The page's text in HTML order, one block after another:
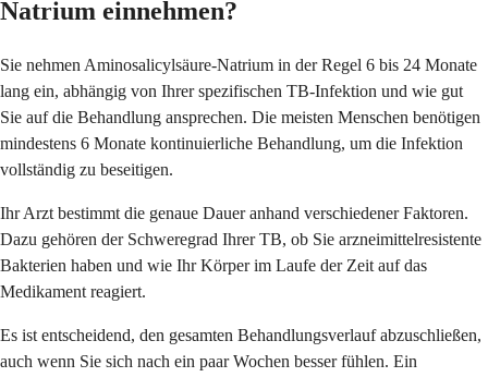
Natrium einnehmen?
Sie nehmen Aminosalicylsäure-Natrium in der Regel 6 bis 24 Monate
lang ein, abhängig von Ihrer spezifischen TB-Infektion und wie gut
Sie auf die Behandlung ansprechen. Die meisten Menschen benötigen
mindestens 6 Monate kontinuierliche Behandlung, um die Infektion
vollständig zu beseitigen.
Ihr Arzt bestimmt die genaue Dauer anhand verschiedener Faktoren.
Dazu gehören der Schweregrad Ihrer TB, ob Sie arzneimittelresistente
Bakterien haben und wie Ihr Körper im Laufe der Zeit auf das
Medikament reagiert.
Es ist entscheidend, den gesamten Behandlungsverlauf abzuschließen,
auch wenn Sie sich nach ein paar Wochen besser fühlen. Ein